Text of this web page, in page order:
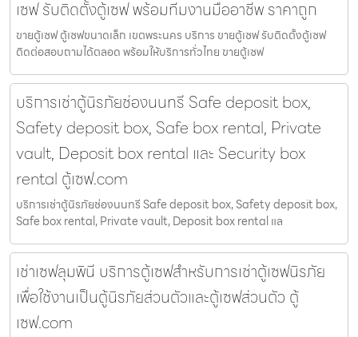
เซฟ รับติดตั้งตู้เซฟ พร้อมทีมงานมืออาชีพ ราคาถูก
ขายตู้เซฟ ตู้เซฟขนาดเล็ก เขตพระนคร บริการ ขายตู้เซฟ รับติดตั้งตู้เซฟ
ติดต่อสอบถามได้ตลอด พร้อมให้บริการทั่วไทย ขายตู้เซฟ
บริการเช่าตู้นิรภัยช่องนนทรี Safe deposit box,
Safety deposit box, Safe box rental, Private
vault, Deposit box rental และ Security box
rental ตู้เซฟ.com
บริการเช่าตู้นิรภัยช่องนนทรี Safe deposit box, Safety deposit box,
Safe box rental, Private vault, Deposit box rental แล
เช่าเซฟลุมพินี บริการตู้เซฟสำหรับการเช่าตู้เซฟนิรภัย
เพื่อใช้งานเป็นตู้นิรภัยส่วนตัวและตู้เซฟส่วนตัว ตู้
เซฟ.com